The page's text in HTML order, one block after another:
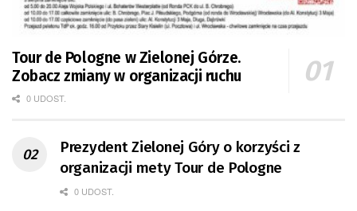
Tour de Pologne w Zielonej Górze.
Zobacz zmiany w organizacji ruchu
0 UDOST.
Prezydent Zielonej Góry o korzyści z
organizacji mety Tour de Pologne
0 UDOST.